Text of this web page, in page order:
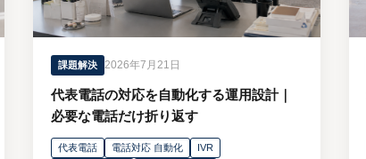
課題解決 2026年7月21日
代表電話の対応を自動化する運用設計｜
必要な電話だけ折り返す
代表電話 電話対応 自動化
IVR